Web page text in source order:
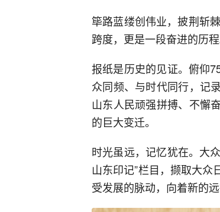
筚路蓝缕创伟业，披荆斩
跨度，更是一段奋进的历程
报纸是历史的见证。俯仰
众同频、与时代同行，记
山东人民顽强拼搏、不懈
的巨大变迁。
时光虽远，记忆犹在。大
山东印记”栏目，撷取大
受发展的脉动，向着新的远